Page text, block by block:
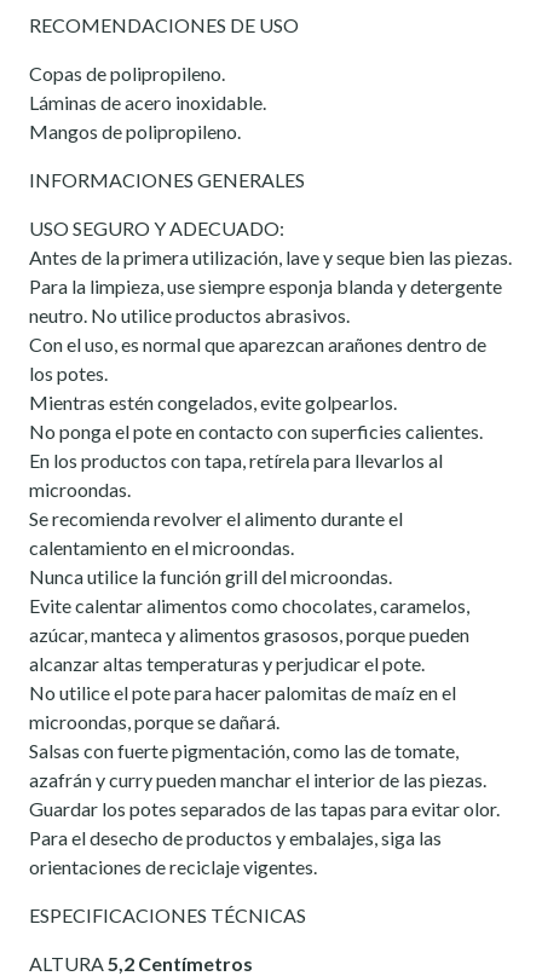
RECOMENDACIONES DE USO
Copas de polipropileno.
Láminas de acero inoxidable.
Mangos de polipropileno.
INFORMACIONES GENERALES
USO SEGURO Y ADECUADO:
Antes de la primera utilización, lave y seque bien las piezas.
Para la limpieza, use siempre esponja blanda y detergente
neutro. No utilice productos abrasivos.
Con el uso, es normal que aparezcan arañones dentro de
los potes.
Mientras estén congelados, evite golpearlos.
No ponga el pote en contacto con superficies calientes.
En los productos con tapa, retírela para llevarlos al
microondas.
Se recomienda revolver el alimento durante el
calentamiento en el microondas.
Nunca utilice la función grill del microondas.
Evite calentar alimentos como chocolates, caramelos,
azúcar, manteca y alimentos grasosos, porque pueden
alcanzar altas temperaturas y perjudicar el pote.
No utilice el pote para hacer palomitas de maíz en el
microondas, porque se dañará.
Salsas con fuerte pigmentación, como las de tomate,
azafrán y curry pueden manchar el interior de las piezas.
Guardar los potes separados de las tapas para evitar olor.
Para el desecho de productos y embalajes, siga las
orientaciones de reciclaje vigentes.
ESPECIFICACIONES TÉCNICAS
ALTURA5,2 Centímetros